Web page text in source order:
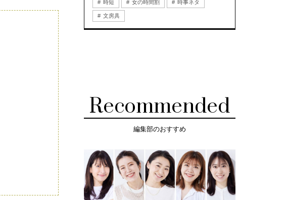
時短 女の時間割 時事ネタ
文房具
Recommended
編集部のおすすめ